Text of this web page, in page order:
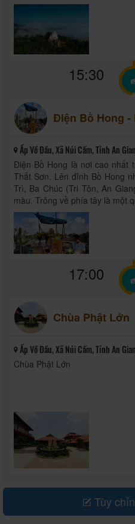
15:30
Điện Bồ Hong -
Ấp Vồ Đầu, Xã Núi Cấm, Tỉnh An
Điện Bồ Hong là nơi cao nhất
Thất Sơn. Lên đỉnh Bồ Hong
Trì, Ba Chúc (Tri Tôn, An
màu. Trông về phía tây là một
17:00
Chùa Phật Lớn
Ấp Vồ Đầu, Xã Núi Cấm, Tỉnh An
Chùa Phật Lớn
Tùy